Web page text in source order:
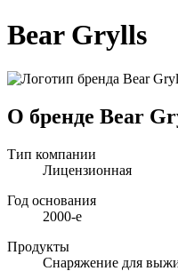
Bear Grylls
О бренде Bear
Тип компании
Лицензионная
Год основания
2000-e
Продукты
Снаряжение для